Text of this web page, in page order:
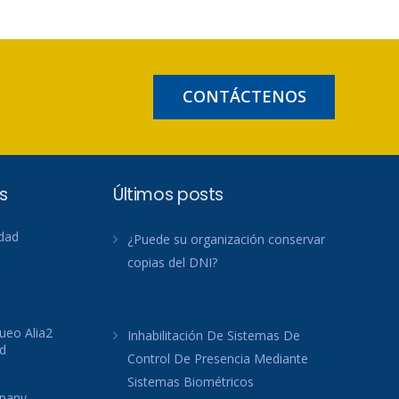
CONTÁCTENOS
Alia2
Últimos posts
¿Puede su organización conservar
copias del DNI?
Inhabilitación De Sistemas De
Control De Presencia Mediante
Sistemas Biométricos